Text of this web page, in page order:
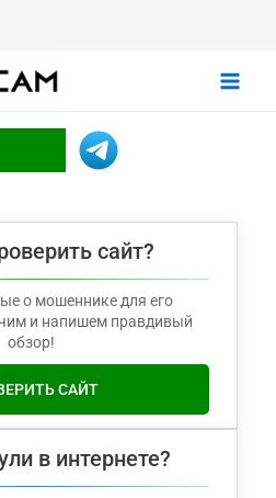
сайт?
о мошеннике для его
и напишем правдивый
обзор!
САЙТ
в интернете?